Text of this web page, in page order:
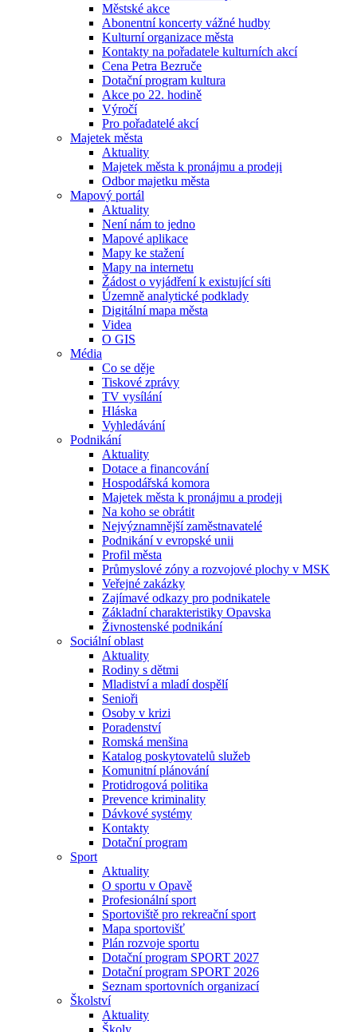
Městské akce
Abonentní koncerty vážné hudby
Kulturní organizace města
Kontakty na pořadatele kulturních akcí
Cena Petra Bezruče
Dotační program kultura
Akce po 22. hodině
Výročí
Pro pořadatelé akcí
Majetek města
Aktuality
Majetek města k pronájmu a prodeji
Odbor majetku města
Mapový portál
Aktuality
Není nám to jedno
Mapové aplikace
Mapy ke stažení
Mapy na internetu
Žádost o vyjádření k existující síti
Územně analytické podklady
Digitální mapa města
Videa
O GIS
Média
Co se děje
Tiskové zprávy
TV vysílání
Hláska
Vyhledávání
Podnikání
Aktuality
Dotace a financování
Hospodářská komora
Majetek města k pronájmu a prodeji
Na koho se obrátit
Nejvýznamnější zaměstnavatelé
Podnikání v evropské unii
Profil města
Průmyslové zóny a rozvojové plochy v MSK
Veřejné zakázky
Zajímavé odkazy pro podnikatele
Základní charakteristiky Opavska
Živnostenské podnikání
Sociální oblast
Aktuality
Rodiny s dětmi
Mladiství a mladí dospělí
Senioři
Osoby v krizi
Poradenství
Romská menšina
Katalog poskytovatelů služeb
Komunitní plánování
Protidrogová politika
Prevence kriminality
Dávkové systémy
Kontakty
Dotační program
Sport
Aktuality
O sportu v Opavě
Profesionální sport
Sportoviště pro rekreační sport
Mapa sportovišť
Plán rozvoje sportu
Dotační program SPORT 2027
Dotační program SPORT 2026
Seznam sportovních organizací
Školství
Aktuality